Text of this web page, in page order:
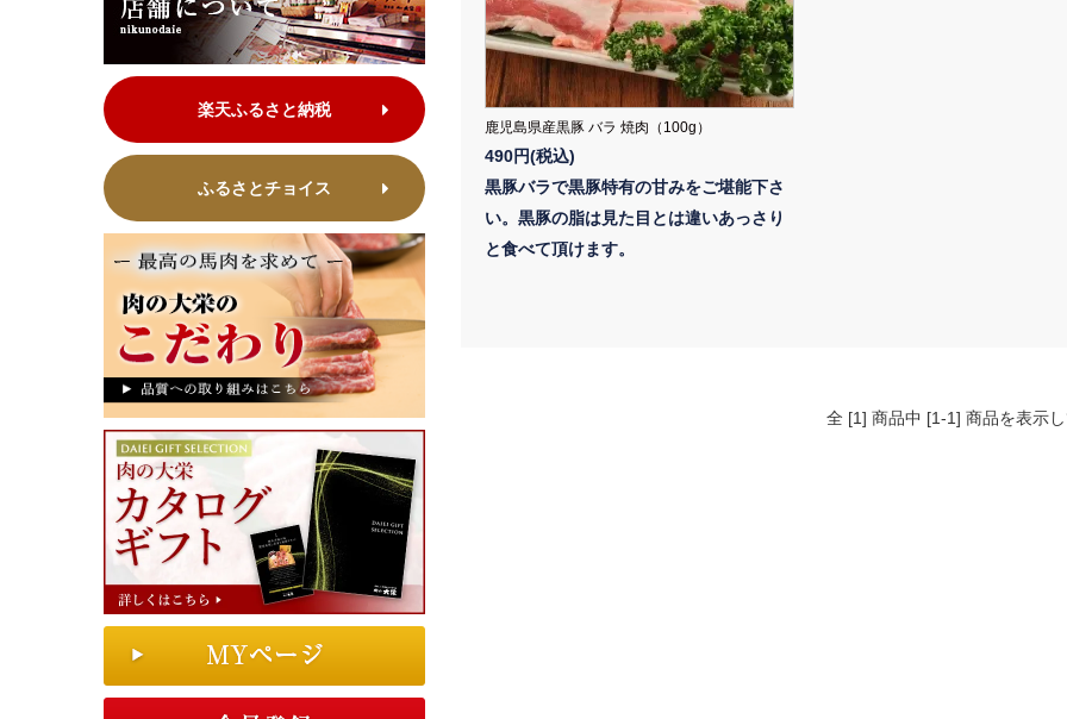
鹿児島県産黒豚 バラ 焼肉（100g）
490円(税込)
黒豚バラで黒豚特有の甘みをご堪能下さ
い。黒豚の脂は見た目とは違いあっさり
と食べて頂けます。
全 [1] 商品中 [1-1] 商品を表示
楽天ふるさと納税
ふるさとチョイス